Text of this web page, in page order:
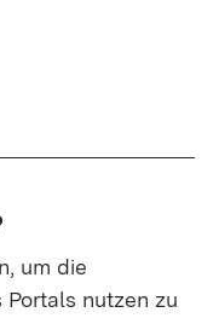
um die
nutzen zu